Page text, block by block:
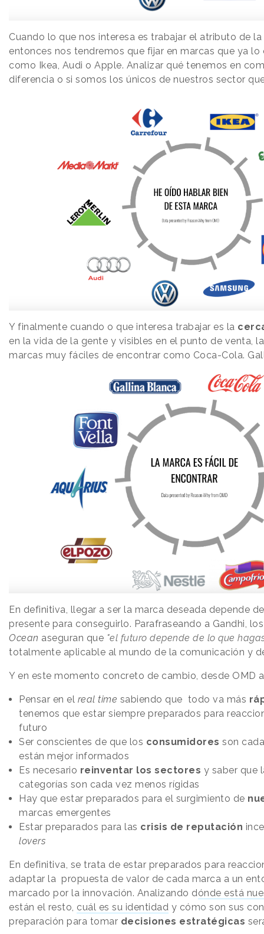
Cuando lo que nos interesa es trabajar el atributo de
entonces nos tendremos que fijar en marcas que ya lo
como Ikea, Audi o Apple. Analizar qué tenemos en
diferencia o si somos los únicos de nuestros sector
Y finalmente cuando o que interesa trabajar es la
en la vida de la gente y visibles en el punto de venta,
marcas muy fáciles de encontrar como Coca-Cola.
En definitiva, llegar a ser la marca deseada depende
presente para conseguirlo. Parafraseando a Gandhi,
Ocean aseguran que "el futuro depende de lo que
totalmente aplicable al mundo de la comunicación y
Y en este momento concreto de cambio, desde OMD
Pensar en el real time sabiendo que todo va más
tenemos que estar siempre preparados para
futuro
Ser conscientes de que los consumidores son
están mejor informados
Es necesario reinventar los sectores y saber que
categorías son cada vez menos rígidas
Hay que estar preparados para el surgimiento de
marcas emergentes
Estar preparados para las crisis de reputación
lovers
En definitiva, se trata de estar preparados para
adaptar la propuesta de valor de cada marca a un
marcado por la innovación. Analizando dónde está
están el resto, cuál es su identidad y cómo son sus
preparación para tomar decisiones estratégicas